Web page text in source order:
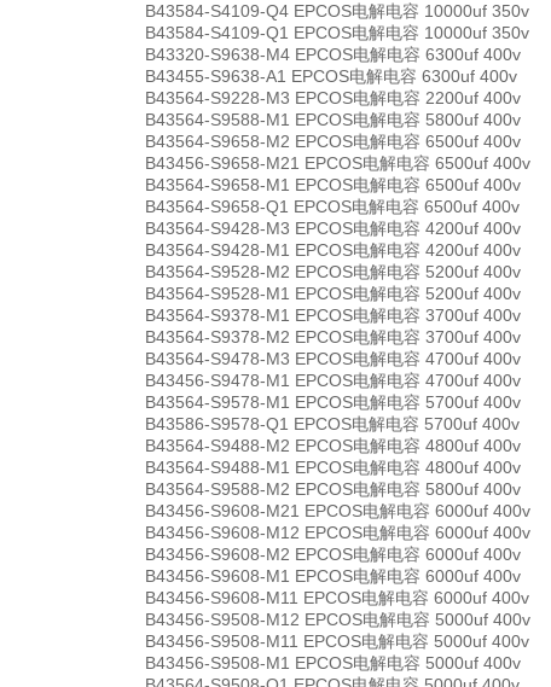
B43584-S4109-Q4 EPCOS电解电容 10000uf 350v
B43584-S4109-Q1 EPCOS电解电容 10000uf 350v
B43320-S9638-M4 EPCOS电解电容 6300uf 400v
B43455-S9638-A1 EPCOS电解电容 6300uf 400v
B43564-S9228-M3 EPCOS电解电容 2200uf 400v
B43564-S9588-M1 EPCOS电解电容 5800uf 400v
B43564-S9658-M2 EPCOS电解电容 6500uf 400v
B43456-S9658-M21 EPCOS电解电容 6500uf 400v
B43564-S9658-M1 EPCOS电解电容 6500uf 400v
B43564-S9658-Q1 EPCOS电解电容 6500uf 400v
B43564-S9428-M3 EPCOS电解电容 4200uf 400v
B43564-S9428-M1 EPCOS电解电容 4200uf 400v
B43564-S9528-M2 EPCOS电解电容 5200uf 400v
B43564-S9528-M1 EPCOS电解电容 5200uf 400v
B43564-S9378-M1 EPCOS电解电容 3700uf 400v
B43564-S9378-M2 EPCOS电解电容 3700uf 400v
B43564-S9478-M3 EPCOS电解电容 4700uf 400v
B43456-S9478-M1 EPCOS电解电容 4700uf 400v
B43564-S9578-M1 EPCOS电解电容 5700uf 400v
B43586-S9578-Q1 EPCOS电解电容 5700uf 400v
B43564-S9488-M2 EPCOS电解电容 4800uf 400v
B43564-S9488-M1 EPCOS电解电容 4800uf 400v
B43564-S9588-M2 EPCOS电解电容 5800uf 400v
B43456-S9608-M21 EPCOS电解电容 6000uf 400v
B43456-S9608-M12 EPCOS电解电容 6000uf 400v
B43456-S9608-M2 EPCOS电解电容 6000uf 400v
B43456-S9608-M1 EPCOS电解电容 6000uf 400v
B43456-S9608-M11 EPCOS电解电容 6000uf 400v
B43456-S9508-M12 EPCOS电解电容 5000uf 400v
B43456-S9508-M11 EPCOS电解电容 5000uf 400v
B43456-S9508-M1 EPCOS电解电容 5000uf 400v